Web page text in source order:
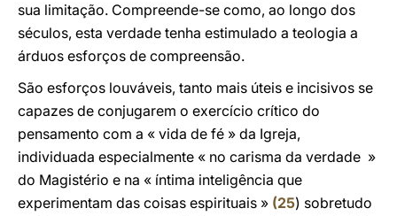
sua limitação. Compreende-se como, ao longo dos
séculos, esta verdade tenha estimulado a teologia a
árduos esforços de compreensão.
São esforços louváveis, tanto mais úteis e incisivos se
capazes de conjugarem o exercício crítico do
pensamento com a « vida de fé » da Igreja,
individuada especialmente « no carisma da verdade »
do Magistério e na « íntima inteligência que
experimentam das coisas espirituais » (25) sobretudo